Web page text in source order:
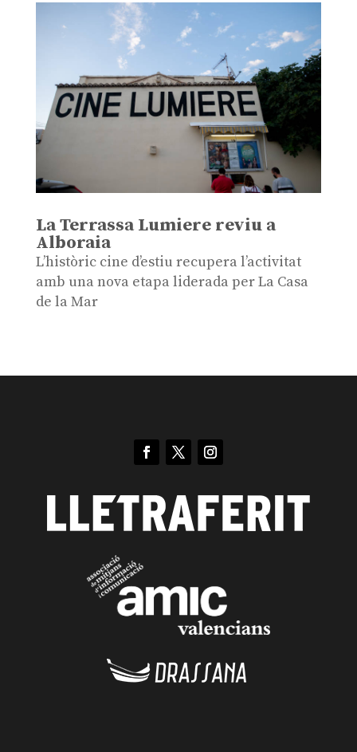
La Terrassa Lumiere reviu a
Alboraia
L’històric cine d’estiu recupera l’activitat
amb una nova etapa liderada per La Casa
de la Mar